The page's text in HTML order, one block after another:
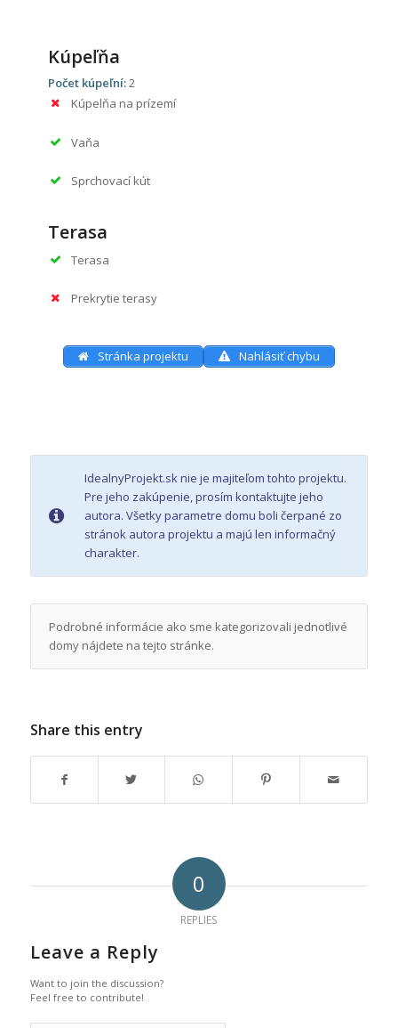
Kúpeľňa
Počet kúpeľní:2
Kúpelňa na prízemí
Vaňa
Sprchovací kút
Terasa
Terasa
Prekrytie terasy
Stránka projektu Nahlásiť chybu
IdealnyProjekt.sk nie je majiteľom tohto projektu.
Pre jeho zakúpenie, prosím kontaktujte jeho
autora. Všetky parametre domu boli čerpané zo
stránok autora projektu a majú len informačný
charakter.
Podrobné informácie ako sme kategorizovali jednotlivé
domy nájdete na tejto stránke.
Share this entry
0
REPLIES
Leave a Reply
Want to join the discussion?
Feel free to contribute!